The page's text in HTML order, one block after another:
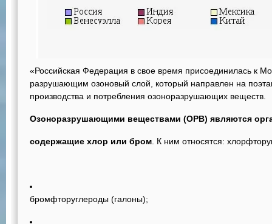
«Российская Федерация в свое время присоединилась к
разрушающим озоновый слой, который направлен на
производства и потребления озоноразрушающих веществ.
Озоноразрушающими веществами (ОРВ) являются
содержащие хлор или бром . К ним относятся:
бромфторуглероды (галоны);